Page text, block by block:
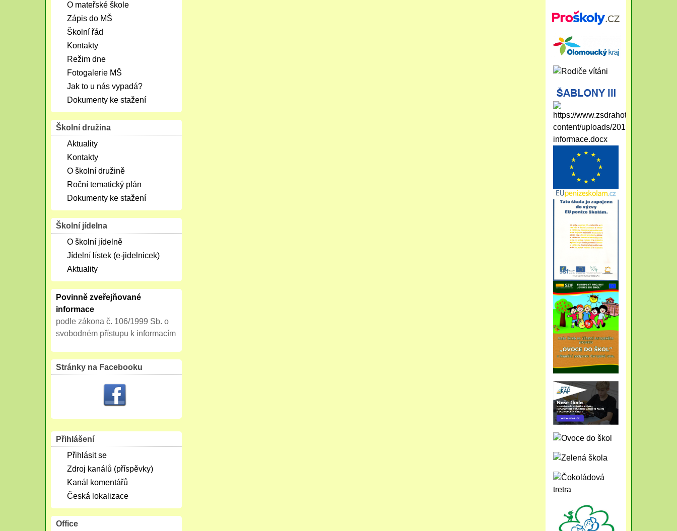
O mateřské škole
Zápis do MŠ
Školní řád
Kontakty
Režim dne
Fotogalerie MŠ
Jak to u nás vypadá?
Dokumenty ke stažení
Školní družina
Aktuality
Kontakty
O školní družině
Roční tematický plán
Dokumenty ke stažení
Školní jídelna
O školní jídelně
Jídelní lístek (e-jidelnicek)
Aktuality
Povinně zveřejňované
informace
podle zákona č. 106/1999 Sb. o
svobodném přístupu k informacím
Stránky na Facebooku
Přihlášení
Přihlásit se
Zdroj kanálů (příspěvky)
Kanál komentářů
Česká lokalizace
Office